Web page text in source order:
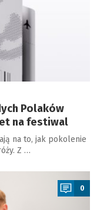
Polaków
na festiwal
na to, jak pokolenie
Z …
0